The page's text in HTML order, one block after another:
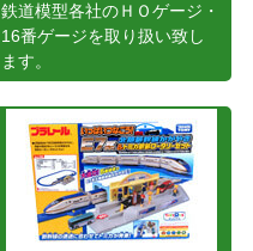
鉄道模型各社のＨＯゲージ・
16番ゲージを取り扱い致し
ます。